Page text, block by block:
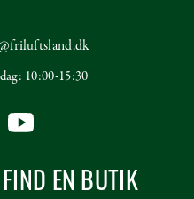
10:00-15:30
FIND EN BUTIK